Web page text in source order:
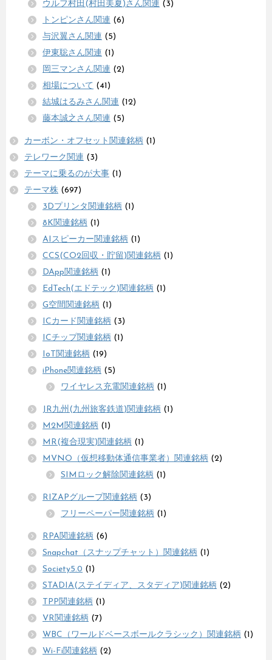
ウルフ村田(村田美夏)さん関連 (3)
トンピンさん関連 (6)
与沢翼さん関連 (5)
伊東聡さん関連 (1)
岡三マンさん関連 (2)
相場について (41)
結城はるみさん関連 (12)
藤本誠之さん関連 (5)
カーボン・オフセット関連銘柄 (1)
テレワーク関連 (3)
テーマに乗るのが大事 (1)
テーマ株 (697)
3Dプリンタ関連銘柄 (1)
8K関連銘柄 (1)
AIスピーカー関連銘柄 (1)
CCS(CO2回収・貯留)関連銘柄 (1)
DApp関連銘柄 (1)
EdTech(エドテック)関連銘柄 (1)
G空間関連銘柄 (1)
ICカード関連銘柄 (3)
ICチップ関連銘柄 (1)
IoT関連銘柄 (19)
iPhone関連銘柄 (5)
ワイヤレス充電関連銘柄 (1)
JR九州(九州旅客鉄道)関連銘柄 (1)
M2M関連銘柄 (1)
MR(複合現実)関連銘柄 (1)
MVNO（仮想移動体通信事業者）関連銘柄 (2)
SIMロック解除関連銘柄 (1)
RIZAPグループ関連銘柄 (3)
フリーペーパー関連銘柄 (1)
RPA関連銘柄 (6)
Snapchat（スナップチャット）関連銘柄 (1)
Society5.0 (1)
STADIA(ステイディア、スタディア)関連銘柄 (2)
TPP関連銘柄 (1)
VR関連銘柄 (7)
WBC（ワールドベースボールクラシック）関連銘柄 (1)
Wi-Fi関連銘柄 (2)